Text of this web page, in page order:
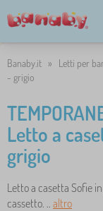
Banaby.it » Letti per
- grigio
Letto a
grigio
Letto a casetta Sofie
cassetto. .. altro